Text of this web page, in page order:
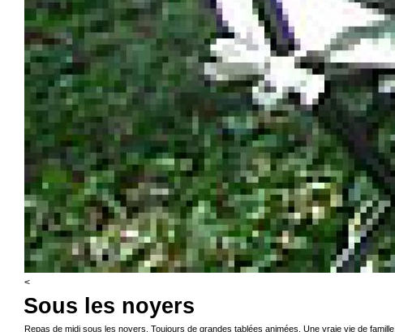
<
Sous les noyers
Repas de midi sous les noyers. Toujours de grandes tablées animées. Une vraie vie de famille,